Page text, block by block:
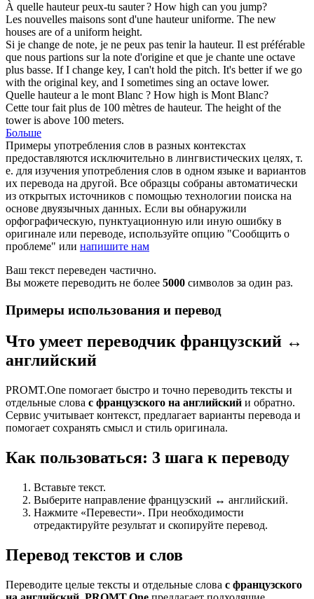
À quelle hauteurpeux-tu sauter ? How high can you jump?
Les nouvelles maisons sont d'une hauteuruniforme. The new
houses are of a uniform height.
Si je change de note, je ne peux pas tenir la hauteur. Il est préférable
que nous partions sur la note d'origine et que je chante une octave
plus basse. If I change key, I can't hold the pitch. It's better if we go
with the original key, and I sometimes sing an octave lower.
Quelle hauteura le mont Blanc ? How high is Mont Blanc?
Cette tour fait plus de 100 mètres de hauteur. The heightof the
tower is above 100 meters.
Больше
Примеры употребления слов в разных контекстах
предоставляются исключительно в лингвистических целях, т.
е. для изучения употребления слов в одном языке и вариантов
их перевода на другой. Все образцы собраны автоматически
из открытых источников с помощью технологии поиска на
основе двуязычных данных. Если вы обнаружили
орфографическую, пунктуационную или иную ошибку в
оригинале или переводе, используйте опцию "Сообщить о
проблеме" или напишите нам
Ваш текст переведен частично.
Вы можете переводить не более 5000 символов за один раз.
Примеры использования и перевод
Что умеет переводчик французский ↔
английский
PROMT.One помогает быстро и точно переводить тексты и
отдельные слова с французского на английский и обратно.
Сервис учитывает контекст, предлагает варианты перевода и
помогает сохранять смысл и стиль оригинала.
Как пользоваться: 3 шага к переводу
Вставьте текст.
Выберите направление французский ↔ английский.
Нажмите «Перевести». При необходимости
отредактируйте результат и скопируйте перевод.
Перевод текстов и слов
Переводите целые тексты и отдельные слова с французского